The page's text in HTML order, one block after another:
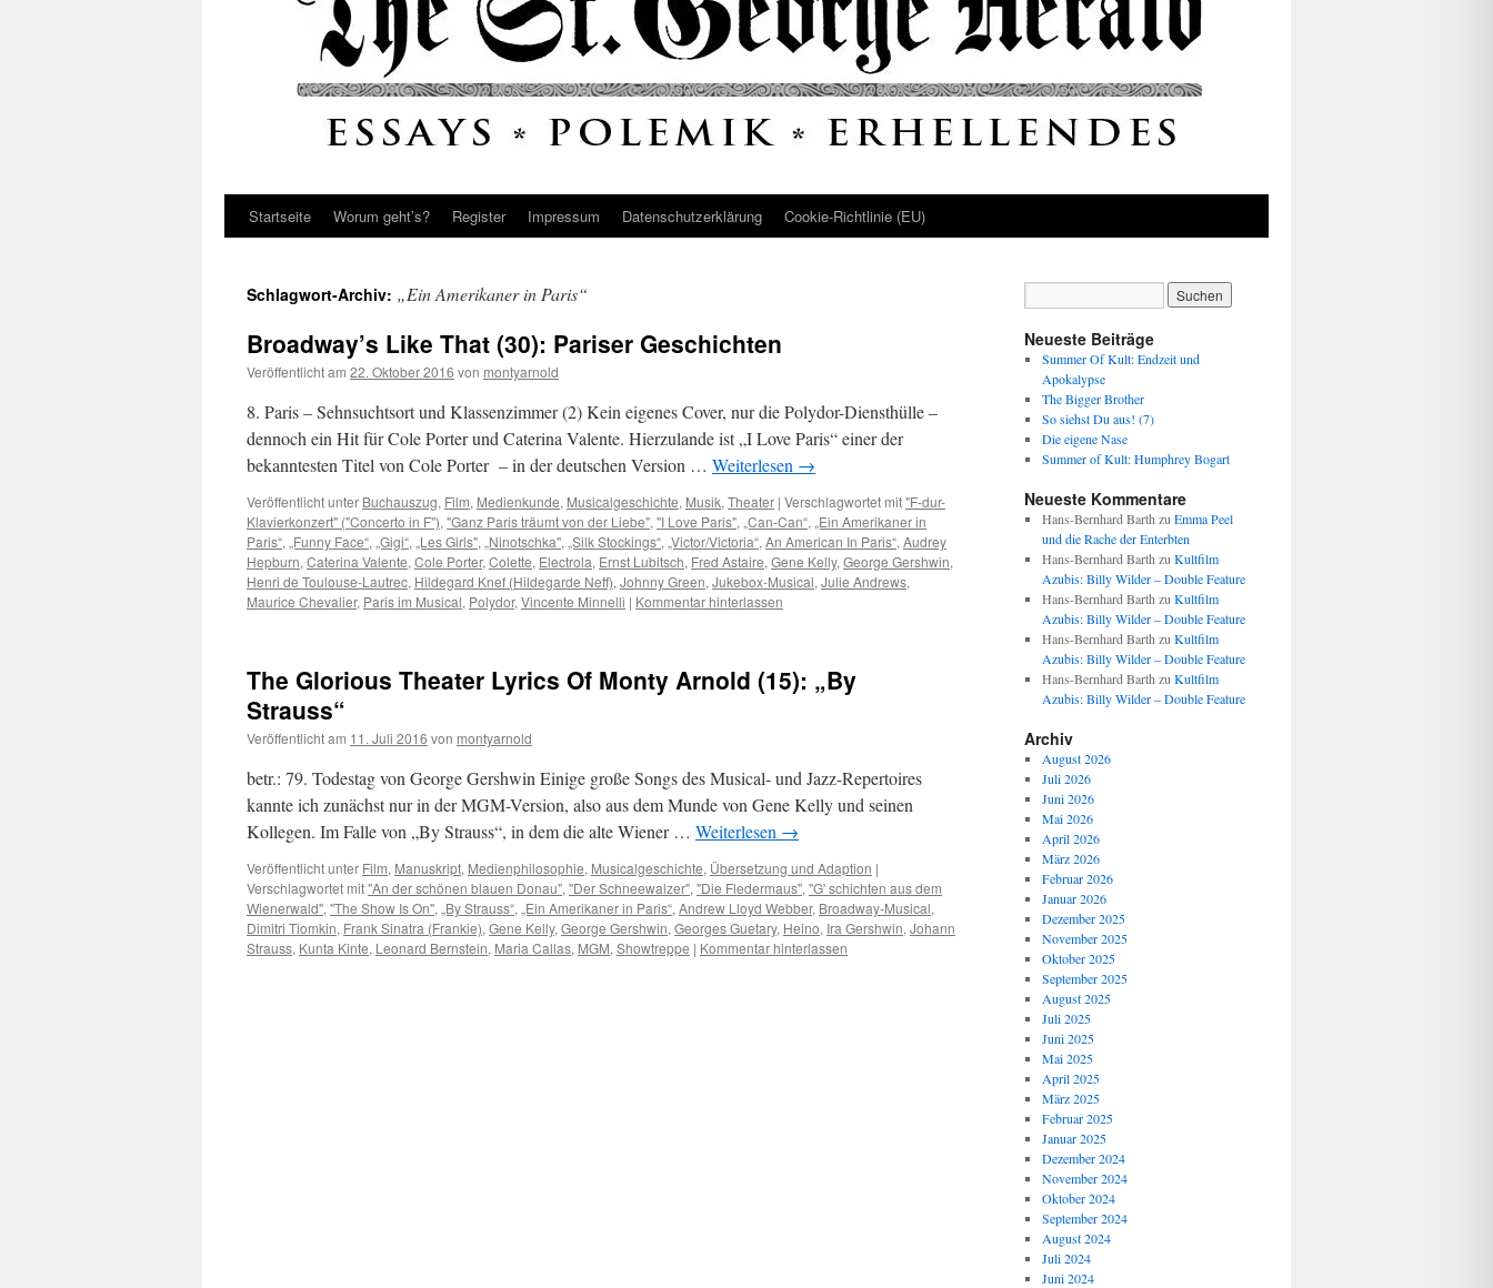
Startseite Worum geht’s? Register Impressum Datenschutz­erklärung Cookie-Richtlinie (EU)
Schlagwort-Archiv: „Ein Amerikaner in Paris“
Broadway’s Like That (30): Pariser Geschichten
Veröffentlicht am 22. Oktober 2016 von montyarnold
8. Paris – Sehnsuchtsort und Klassenzimmer (2) Kein eigenes Cover, nur die Polydor-Diensthülle –
dennoch ein Hit für Cole Porter und Caterina Valente. Hierzulande ist „I Love Paris“ einer der
bekanntesten Titel von Cole Porter – in der deutschen Version … Weiterlesen →
Veröffentlicht unter Buchauszug, Film, Medienkunde, Musicalgeschichte, Musik, Theater | Verschlagwortet mit"F-dur-
Klavierkonzert" ("Concerto in F"), "Ganz Paris träumt von der Liebe", "I Love Paris", „Can-Can“, „Ein Amerikaner in
Paris“, „Funny Face“, „Gigi“, „Les Girls", „Ninotschka", „Silk Stockings“, „Victor/Victoria“, An American In Paris“, Audrey
Hepburn, Caterina Valente, Cole Porter, Colette, Electrola, Ernst Lubitsch, Fred Astaire, Gene Kelly, George Gershwin,
Henri de Toulouse-Lautrec, Hildegard Knef (Hildegarde Neff), Johnny Green, Jukebox-Musical, Julie Andrews,
Maurice Chevalier, Paris im Musical, Polydor, Vincente Minnelli | Kommentar hinterlassen
The Glorious Theater Lyrics Of Monty Arnold (15): „By
Strauss“
Veröffentlicht am 11. Juli 2016 von montyarnold
betr.: 79. Todestag von George Gershwin Einige große Songs des Musical- und Jazz-Repertoires
kannte ich zunächst nur in der MGM-Version, also aus dem Munde von Gene Kelly und seinen
Kollegen. Im Falle von „By Strauss“, in dem die alte Wiener … Weiterlesen →
Veröffentlicht unter Film, Manuskript, Medienphilosophie, Musicalgeschichte, Übersetzung und Adaption |
Verschlagwortet mit"An der schönen blauen Donau", "Der Schneewalzer", "Die Fledermaus", "G' schichten aus dem
Wienerwald", "The Show Is On", „By Strauss“, „Ein Amerikaner in Paris“, Andrew Lloyd Webber, Broadway-Musical,
Dimitri Tiomkin, Frank Sinatra (Frankie), Gene Kelly, George Gershwin, Georges Guetary, Heino, Ira Gershwin, Johann
Strauss, Kunta Kinte, Leonard Bernstein, Maria Callas, MGM, Showtreppe | Kommentar hinterlassen
Neueste Beiträge
Summer Of Kult: Endzeit und
Apokalypse
The Bigger Brother
So siehst Du aus! (7)
Die eigene Nase
Summer of Kult: Humphrey Bogart
Neueste Kommentare
Hans-Bernhard Barth zu Emma Peel
und die Rache der Enterbten
Hans-Bernhard Barth zu Kultfilm
Azubis: Billy Wilder – Double Feature
Hans-Bernhard Barth zu Kultfilm
Azubis: Billy Wilder – Double Feature
Hans-Bernhard Barth zu Kultfilm
Azubis: Billy Wilder – Double Feature
Hans-Bernhard Barth zu Kultfilm
Azubis: Billy Wilder – Double Feature
Archiv
August 2026
Juli 2026
Juni 2026
Mai 2026
April 2026
März 2026
Februar 2026
Januar 2026
Dezember 2025
November 2025
Oktober 2025
September 2025
August 2025
Juli 2025
Juni 2025
Mai 2025
April 2025
März 2025
Februar 2025
Januar 2025
Dezember 2024
November 2024
Oktober 2024
September 2024
August 2024
Juli 2024
Juni 2024